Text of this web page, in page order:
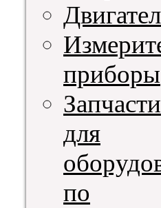
приборы
Запчасти
для
по